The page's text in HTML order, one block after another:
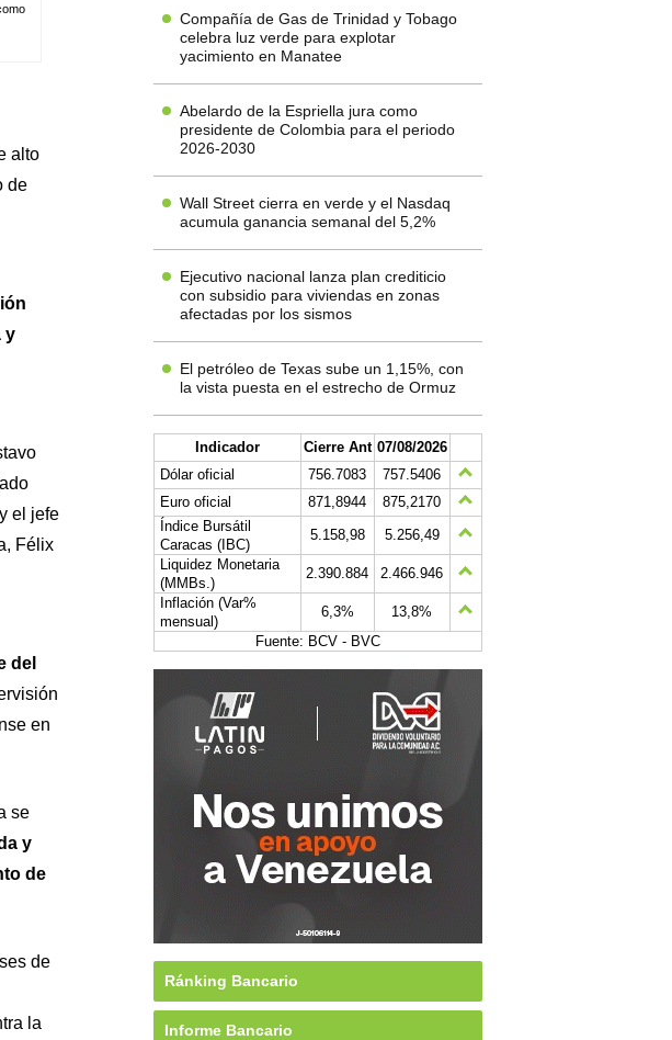
alto
de
y
el jefe
Félix
del
en
se
y
de
de
la
Compañía de Gas de Trinidad y Tobago
celebra luz verde para explotar
yacimiento en Manatee
Abelardo de la Espriella jura como
presidente de Colombia para el periodo
2026-2030
Wall Street cierra en verde y el Nasdaq
acumula ganancia semanal del 5,2%
Ejecutivo nacional lanza plan crediticio
con subsidio para viviendas en zonas
afectadas por los sismos
El petróleo de Texas sube un 1,15%, con
la vista puesta en el estrecho de Ormuz
Indicador Cierre Ant 07/08/2026
Dólar oficial
756.7083
757.5406
Euro oficial
871,8944
875,2170
Índice Bursátil
Caracas (IBC)
5.158,98
5.256,49
Liquidez Monetaria
(MMBs.)
2.390.884
2.466.946
Inflación (Var%
mensual)
6,3%
13,8%
Fuente: BCV - BVC
Ránking Bancario
Informe Bancario